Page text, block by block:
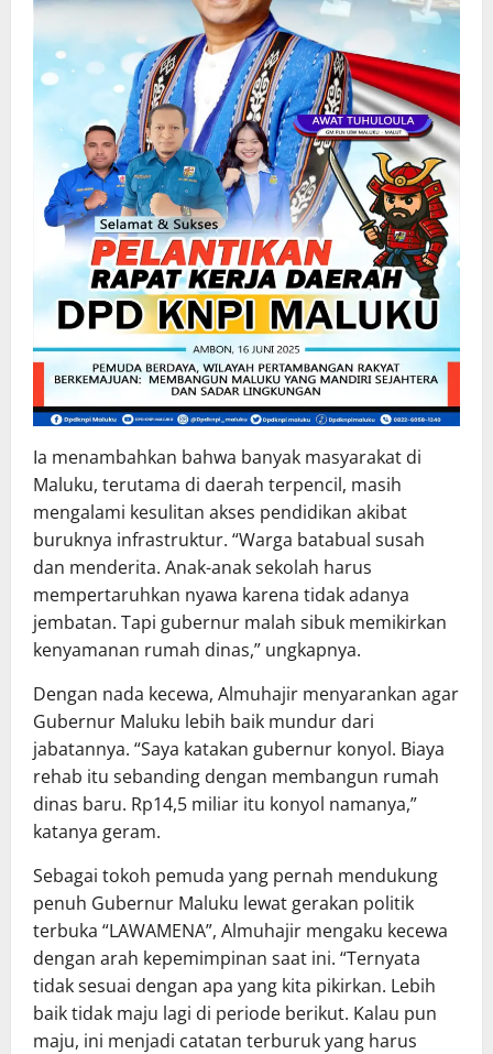
Ia menambahkan bahwa banyak masyarakat di
Maluku, terutama di daerah terpencil, masih
mengalami kesulitan akses pendidikan akibat
buruknya infrastruktur. “Warga batabual susah
dan menderita. Anak-anak sekolah harus
mempertaruhkan nyawa karena tidak adanya
jembatan. Tapi gubernur malah sibuk memikirkan
kenyamanan rumah dinas,” ungkapnya.
Dengan nada kecewa, Almuhajir menyarankan agar
Gubernur Maluku lebih baik mundur dari
jabatannya. “Saya katakan gubernur konyol. Biaya
rehab itu sebanding dengan membangun rumah
dinas baru. Rp14,5 miliar itu konyol namanya,”
katanya geram.
Sebagai tokoh pemuda yang pernah mendukung
penuh Gubernur Maluku lewat gerakan politik
terbuka “LAWAMENA”, Almuhajir mengaku kecewa
dengan arah kepemimpinan saat ini. “Ternyata
tidak sesuai dengan apa yang kita pikirkan. Lebih
baik tidak maju lagi di periode berikut. Kalau pun
maju, ini menjadi catatan terburuk yang harus